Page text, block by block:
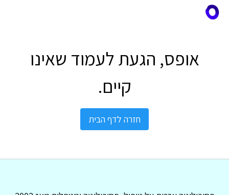
אופס, הגעת לעמוד שאינו
קיים.
חזרה לדף הבית